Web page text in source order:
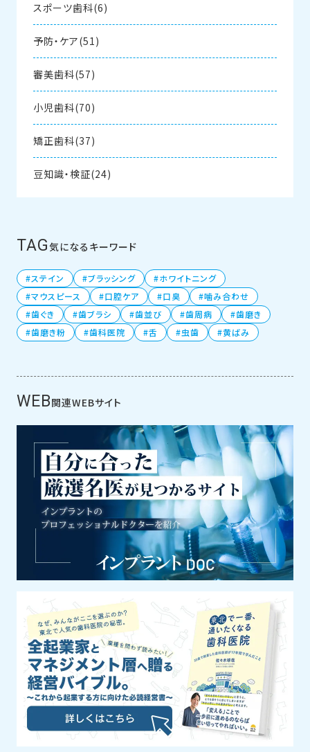
スポーツ歯科(6)
予防・ケア(51)
審美歯科(57)
小児歯科(70)
矯正歯科(37)
豆知識・検証(24)
TAG気になるキーワード
ステイン ブラッシング
ホワイトニング
マウスピース
口腔ケア 口臭
噛み合わせ
歯ぐき
歯ブラシ 歯並び 歯周病
歯磨き
歯磨き粉
歯科医院 舌 虫歯 黄ばみ
WEB関連WEBサイト